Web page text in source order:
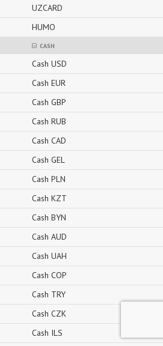
UZCARD
HUMO
CASH
Cash USD
Cash EUR
Cash GBP
Cash RUB
Cash CAD
Cash GEL
Cash PLN
Cash KZT
Cash BYN
Cash AUD
Cash UAH
Cash COP
Cash TRY
Cash CZK
Cash ILS